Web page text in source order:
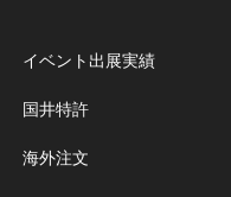
イベント出展実績
国井特許
海外注文